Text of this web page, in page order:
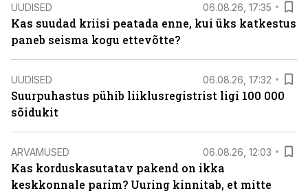
UUDISED 06.08.26, 17:35
Kas suudad kriisi peatada enne, kui üks katkestus
paneb seisma kogu ettevõtte?
UUDISED 06.08.26, 17:32
Suurpuhastus pühib liiklusregistrist ligi 100 000
sõidukit
ARVAMUSED 06.08.26, 12:03
Kas korduskasutatav pakend on ikka
keskkonnale parim? Uuring kinnitab, et mitte